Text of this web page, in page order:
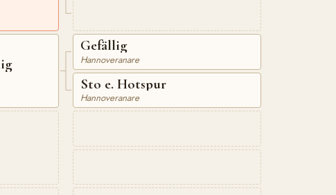
Gefällig
Hannoveranare
Sto e. Hotspur
Hannoveranare